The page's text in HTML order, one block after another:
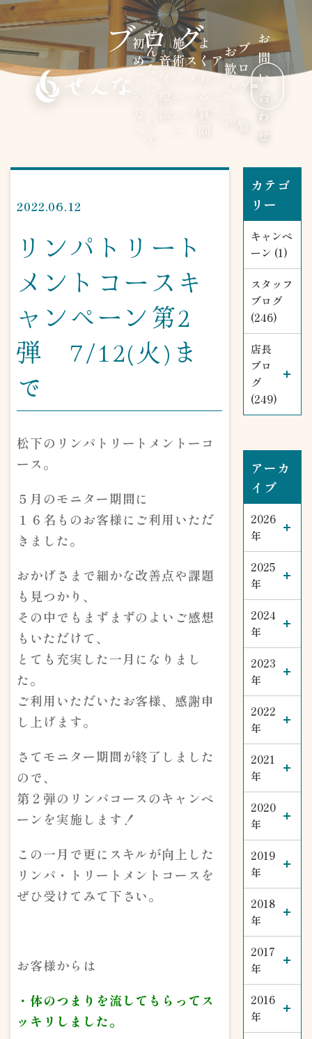
初
め
せ
ん
な音
施
術ス
よ
く
あ
ア
ク
お
歓
ブ
ロ
グ
お
問
い
合
わ
せ
ブログ
2022.06.12
リンパトリート
メントコースキ
ャンペーン第2
弾 7/12(火)ま
で
松下のリンパトリートメントーコ
ース。
５月のモニター期間に
１６名ものお客様にご利用いただ
きました。
おかげさまで細かな改善点や課題
も見つかり、
その中でもまずまずのよいご感想
もいただけて、
とても充実した一月になりまし
た。
ご利用いただいたお客様、感謝申
し上げます。
さてモニター期間が終了しました
ので、
第２弾のリンパコースのキャンペ
ーンを実施します！
この一月で更にスキルが向上した
リンパ・トリートメントコースを
ぜひ受けてみて下さい。
お客様からは
・体のつまりを流してもらってス
ッキリしました。
カテゴ
リー
キャンペ
ーン (1)
スタッフ
ブログ
(246)
店長
ブロ
グ
(249)
アーカ
イブ
2026
年
2025
年
2024
年
2023
年
2022
年
2021
年
2020
年
2019
年
2018
年
2017
年
2016
年